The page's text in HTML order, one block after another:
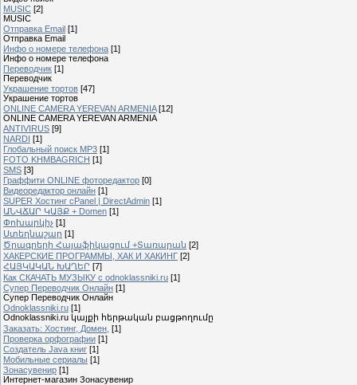
MUSIC [2]
MUSIC
Отправка Email [1]
Отправка Email
Инфо о номере телефона [1]
Инфо о номере телефона
Переводчик [1]
Переводчик
Украшение тортов [47]
Украшение тортов
ONLINE CAMERA YEREVAN ARMENIA [12]
ONLINE CAMERA YEREVAN ARMENIA
ANTIVIRUS [9]
NARDI [1]
Глобальный поиск MP3 [1]
FOTO KHMBAGRICH [1]
SMS [3]
Граффити ONLINE фоторедактор [0]
Видеоредактор онлайн [1]
SUPER Xостинг cPanel | DirectAdmin [1]
ԱՆՎՃԱՐ ԿԱՅՔ + Domen [1]
Փոխարկիչ [1]
Ստեղնաշար [1]
Ծրագրերի Հայաֆիկացում +Տառարան [2]
ХАКЕРСКИЕ ПРОГРАММЫ, ХАК И ХАКИНГ [2]
ՀԱՅԿԱԿԱՆ ԽԱՂԵՐ [7]
Как СКАЧАТЬ МУЗЫКУ с odnoklassniki.ru [1]
Cупер Переводчик Oнлайн [1]
Cупер Переводчик Oнлайн
Odnoklassniki.ru [1]
Odnoklassniki.ru կայքի հերթական բացթողումը
Заказать: Хостинг, Домен, [1]
Проверка орфографии [1]
Создатель Java книг [1]
Мобильные сериалы [1]
Зонасувенир [1]
Интернет-магазин Зонасувенир